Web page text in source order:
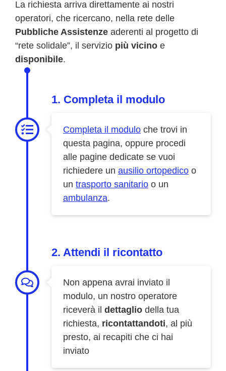
La richiesta arriva direttamente ai nostri
operatori, che ricercano, nella rete delle
Pubbliche Assistenze aderenti al progetto di
“rete solidale”, il servizio più vicino e
disponibile.
1. Completa il modulo
Completa il modulo che trovi in
questa pagina, oppure procedi
alle pagine dedicate se vuoi
richiedere un ausilio ortopedico o
un trasporto sanitario o un
ambulanza.
2. Attendi il ricontatto
Non appena avrai inviato il
modulo, un nostro operatore
riceverà il dettaglio della tua
richiesta, ricontattandoti, al più
presto, ai recapiti che ci hai
inviato